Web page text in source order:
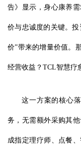
告》显示，身心康养
价与忠诚度的关键。
价”带来的增量价值。
经营收益？TCL智慧疗
这一方案的核心
务，无需额外采购其
成指定理疗师、点餐